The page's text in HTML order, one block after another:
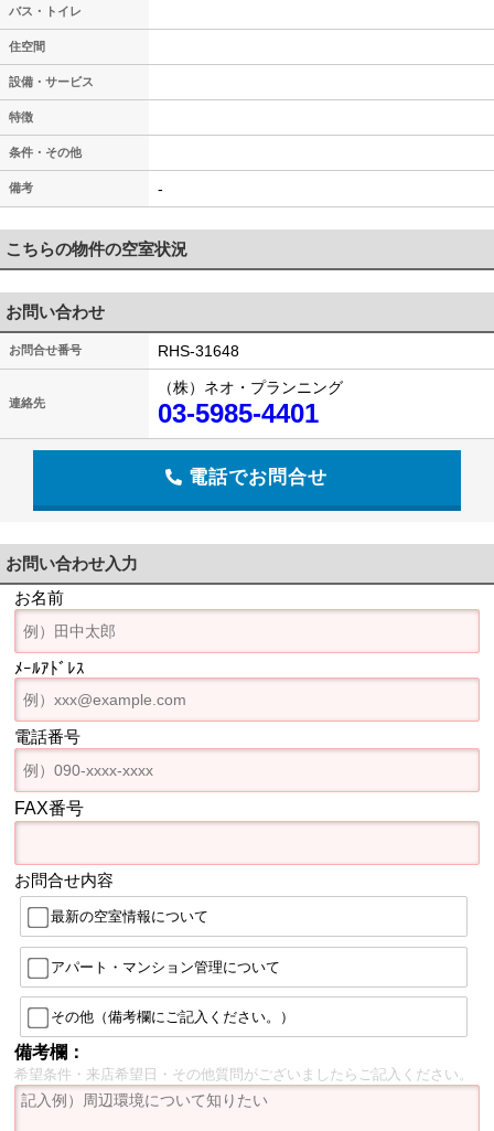
バス・トイレ
住空間
設備・サービス
特徴
条件・その他
備考 -
こちらの物件の空室状況
お問い合わせ
お問合せ番号 RHS-31648
連絡先
（株）ネオ・プランニング
03-5985-4401
電話でお問合せ
お問い合わせ入力
お名前
ﾒｰﾙｱﾄﾞﾚｽ
電話番号
FAX番号
お問合せ内容
最新の空室情報について
アパート・マンション管理について
その他（備考欄にご記入ください。）
備考欄：
希望条件・来店希望日・その他質問がございましたらご記入ください。